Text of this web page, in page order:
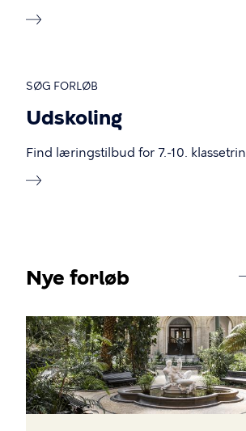
SØG FORLØB
Udskoling
Find læringstilbud for 7.-10. klassetrin
Nye forløb
BILLEDE